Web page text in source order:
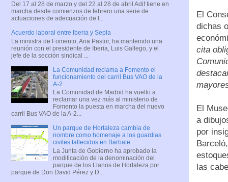
El
dichas
cita
El
a
por
las
Del 17 al 28 de marzo y del 22 al 28 de abril Adif tiene en
marcha desde comienzos de febrero una serie de
actuaciones de adecuación de l...
Acuerdo laboral entre Iberia y Sepla
La ministra de Fomento, Ana Pastor, ha mantenido una
reunión con el presidente de Iberia, Luis Gallego, y el
jefe de la sección sindical ...
La Comunidad reclama a Fomento el
funcionamiento del carril Bus VAO de la
A-2
La Comunidad de Madrid ha vuelto a
reclamar una vez más al ministerio de
Fomento la puesta en marcha del nuevo
carril Bus VAO de la A-2...
Un parque de Hortaleza cambia de
nombre como homenaje a los guardias
civiles fallecidos en Barbate
La Junta de Gobierno ha aprobado la
modificación de la denominación del
parque de los Llanos de Hortaleza por
parque de Don David Pérez y D...